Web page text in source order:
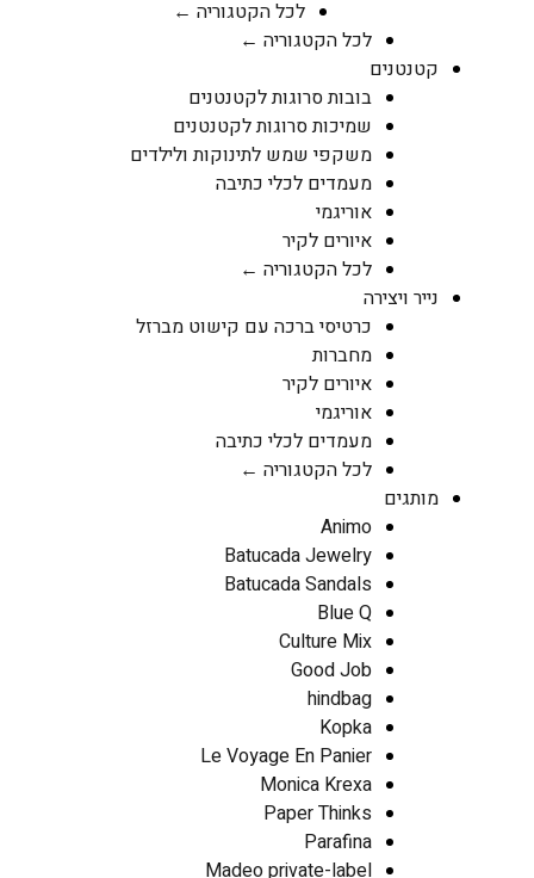
לכל הקטגוריה ←
לכל הקטגוריה ←
קטנטנים
בובות סרוגות לקטנטנים
שמיכות סרוגות לקטנטנים
משקפי שמש לתינוקות ולילדים
מעמדים לכלי כתיבה
אוריגמי
איורים לקיר
לכל הקטגוריה ←
נייר ויצירה
כרטיסי ברכה עם קישוט מברזל
מחברות
איורים לקיר
אוריגמי
מעמדים לכלי כתיבה
לכל הקטגוריה ←
מותגים
Animo
Batucada Jewelry
Batucada Sandals
Blue Q
Culture Mix
Good Job
hindbag
Kopka
Le Voyage En Panier
Monica Krexa
Paper Thinks
Parafina
Madeo private-label